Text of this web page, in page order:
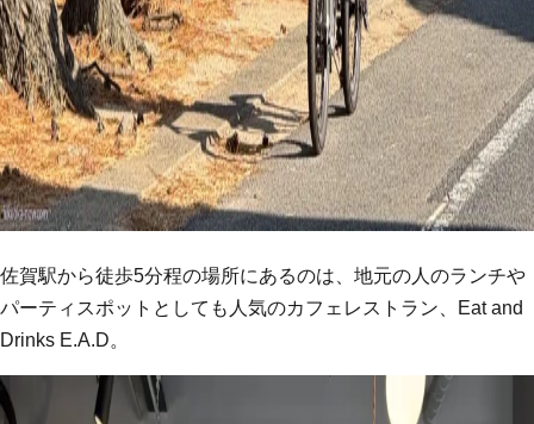
佐賀駅から徒歩5分程の場所にあるのは、地元の人のランチや
パーティスポットとしても人気のカフェレストラン、Eat and
Drinks E.A.D。